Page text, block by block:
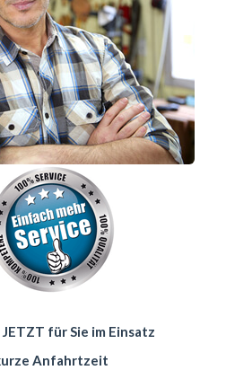
für Sie im Einsatz
Anfahrtzeit